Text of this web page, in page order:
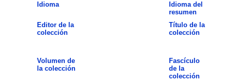
Idioma
Idioma del
resumen
Editor de la
colección
Título de la
colección
Volumen de
la colección
Fascículo
de la
colección